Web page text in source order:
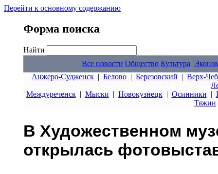
Перейти к основному содержанию
Форма поиска
Найти
Все новости Общество Культура
Анжеро-Судженск | Белово | Березовский | Верх-
Междуреченск| Мыски | Новокузнецк| Осинники |
Тяжин
В Художественном
открылась